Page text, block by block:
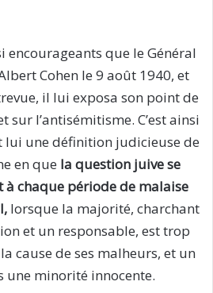
encourageants que le Général
Cohen le 9 août 1940, et
il lui exposa son point de
sur l’antisémitisme. C’est ainsi
lui une définition judicieuse de
en que la question juive se
chaque période de malaise
lorsque la majorité, charchant
et un responsable, est trop
cause de ses malheurs, et un
une minorité innocente.